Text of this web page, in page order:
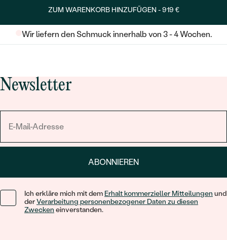
ZUM WARENKORB HINZUFÜGEN -919 €
Wir liefern den Schmuck innerhalb von 3 - 4 Wochen.
Newsletter
ABONNIEREN
Ich erkläre mich mit dem Erhalt kommerzieller Mitteilungen und
derVerarbeitung personenbezogener Daten zu diesen
Zwecken einverstanden.